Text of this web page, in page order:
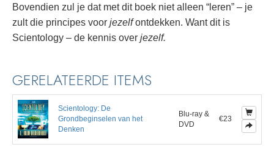
Bovendien zul je dat met dit boek niet alleen “leren” – je
zult die principes voor jezelfontdekken. Want dit is
Scientology – de kennis over jezelf.
GERELATEERDE ITEMS
Scientology: De
Grondbeginselen van het
Denken
Blu-ray &
DVD
€23